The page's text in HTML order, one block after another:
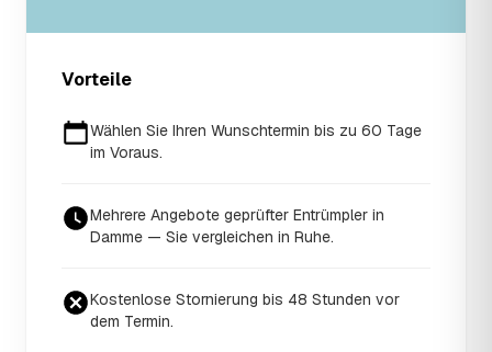
Vorteile
Wählen Sie Ihren Wunschtermin bis zu 60 Tage
im Voraus.
Mehrere Angebote geprüfter Entrümpler in
Damme — Sie vergleichen in Ruhe.
Kostenlose Stornierung bis 48 Stunden vor
dem Termin.